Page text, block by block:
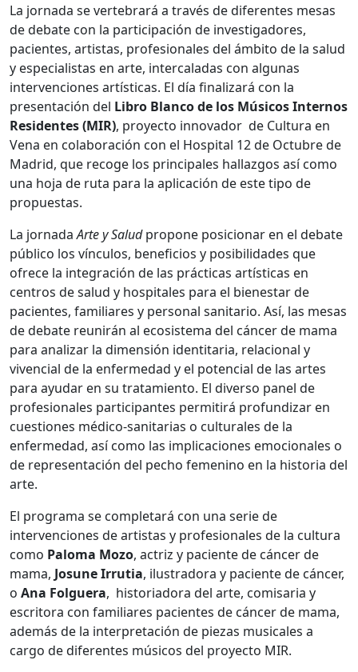
La jornada se vertebrará a través de diferentes mesas
de debate con la participación de investigadores,
pacientes, artistas, profesionales del ámbito de la salud
y especialistas en arte, intercaladas con algunas
intervenciones artísticas. El día finalizará con la
presentación del Libro Blanco de los Músicos Internos
Residentes (MIR), proyecto innovador de Cultura en
Vena en colaboración con el Hospital 12 de Octubre de
Madrid, que recoge los principales hallazgos así como
una hoja de ruta para la aplicación de este tipo de
propuestas.
La jornadaArte y Saludpropone posicionar en el debate
público los vínculos, beneficios y posibilidades que
ofrece la integración de las prácticas artísticas en
centros de salud y hospitales para el bienestar de
pacientes, familiares y personal sanitario. Así, las mesas
de debate reunirán al ecosistema del cáncer de mama
para analizar la dimensión identitaria, relacional y
vivencial de la enfermedad y el potencial de las artes
para ayudar en su tratamiento. El diverso panel de
profesionales participantes permitirá profundizar en
cuestiones médico-sanitarias o culturales de la
enfermedad, así como las implicaciones emocionales o
de representación del pecho femenino en la historia del
arte.
El programa se completará con una serie de
intervenciones de artistas y profesionales de la cultura
como Paloma Mozo, actriz y paciente de cáncer de
mama, Josune Irrutia, ilustradora y paciente de cáncer,
o Ana Folguera, historiadora del arte, comisaria y
escritora con familiares pacientes de cáncer de mama,
además de la interpretación de piezas musicales a
cargo de diferentes músicos del proyecto MIR.